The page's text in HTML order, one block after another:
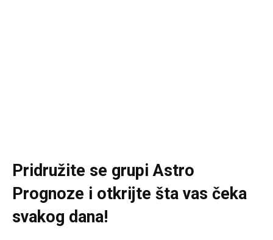
Pridružite se grupiAstro
Prognoze i otkrijte šta vas čeka
svakog dana!